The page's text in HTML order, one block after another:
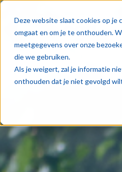
Deze website slaat cookies op je
omgaat en om je te onthouden.
meetgegevens over onze
die we gebruiken.
Als je weigert, zal je informatie
onthouden dat je niet gevolgd